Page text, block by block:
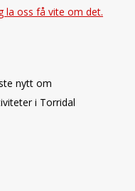
la oss få vite om det.
nytt om
i Torridal